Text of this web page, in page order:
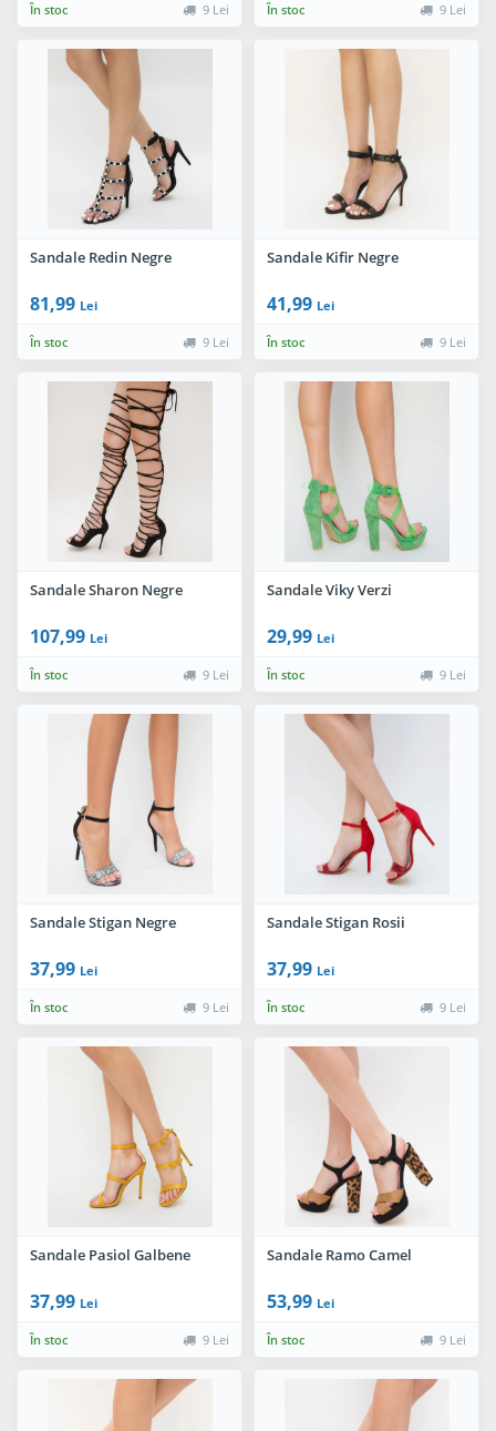
În stoc 9 Lei În stoc 9 Lei
Sandale Redin Negre
81,99 Lei
În stoc 9 Lei
Sandale Kifir Negre
41,99 Lei
În stoc 9 Lei
Sandale Sharon Negre
107,99 Lei
În stoc 9 Lei
Sandale Viky Verzi
29,99 Lei
În stoc 9 Lei
Sandale Stigan Negre
37,99 Lei
În stoc 9 Lei
Sandale Stigan Rosii
37,99 Lei
În stoc 9 Lei
Sandale Pasiol Galbene
37,99 Lei
În stoc 9 Lei
Sandale Ramo Camel
53,99 Lei
În stoc 9 Lei